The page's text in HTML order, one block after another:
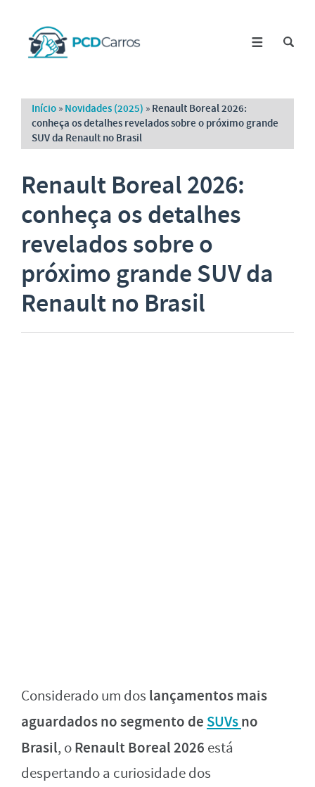
Início » Novidades (2025) » Renault Boreal 2026:
conheça os detalhes revelados sobre o próximo grande
SUV da Renault no Brasil
Renault Boreal 2026:
conheça os detalhes
revelados sobre o
próximo grande SUV da
Renault no Brasil
Considerado um dos lançamentos mais
aguardados no segmento de SUVsno
Brasil, oRenault Boreal 2026 está
despertando a curiosidade dos